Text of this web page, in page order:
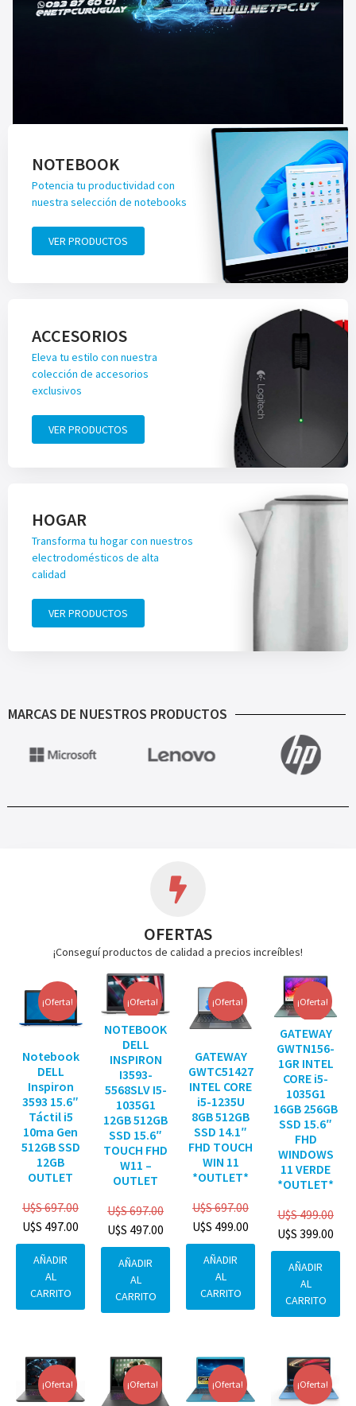
NOTEBOOK
Potencia tu productividad con
nuestra selección de notebooks
VER PRODUCTOS
ACCESORIOS
Eleva tu estilo con nuestra
colección de accesorios
exclusivos
VER PRODUCTOS
HOGAR
Transforma tu hogar con nuestros
electrodomésticos de alta
calidad
VER PRODUCTOS
MARCAS DE NUESTROS PRODUCTOS
OFERTAS
¡Conseguí productos de calidad a precios increíbles!
¡Oferta!
Notebook
DELL
Inspiron
3593 15.6″
Táctil i5
10ma Gen
512GB SSD
12GB
OUTLET
U$S697.00
U$S 497.00
AÑADIR
AL
CARRITO
¡Oferta!
NOTEBOOK
DELL
INSPIRON
I3593-
5568SLV I5-
1035G1
12GB 512GB
SSD 15.6″
TOUCH FHD
W11 –
OUTLET
U$S697.00
U$S 497.00
AÑADIR
AL
CARRITO
¡Oferta!
GATEWAY
GWTC51427
INTEL CORE
i5-1235U
8GB 512GB
SSD 14.1″
FHD TOUCH
WIN 11
*OUTLET*
U$S697.00
U$S 499.00
AÑADIR
AL
CARRITO
¡Oferta!
GATEWAY
GWTN156-
1GR INTEL
CORE i5-
1035G1
16GB 256GB
SSD 15.6″
FHD
WINDOWS
11 VERDE
*OUTLET*
U$S499.00
U$S 399.00
AÑADIR
AL
CARRITO
¡Oferta! ¡Oferta! ¡Oferta! ¡Oferta!